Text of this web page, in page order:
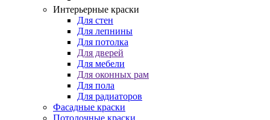
Интерьерные краски
Для стен
Для лепнины
Для потолка
Для дверей
Для мебели
Для оконных рам
Для пола
Для радиаторов
Фасадные краски
Потолочные краски